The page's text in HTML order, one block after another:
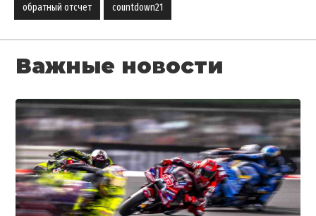
обратный отсчет countdown21
Важные новости